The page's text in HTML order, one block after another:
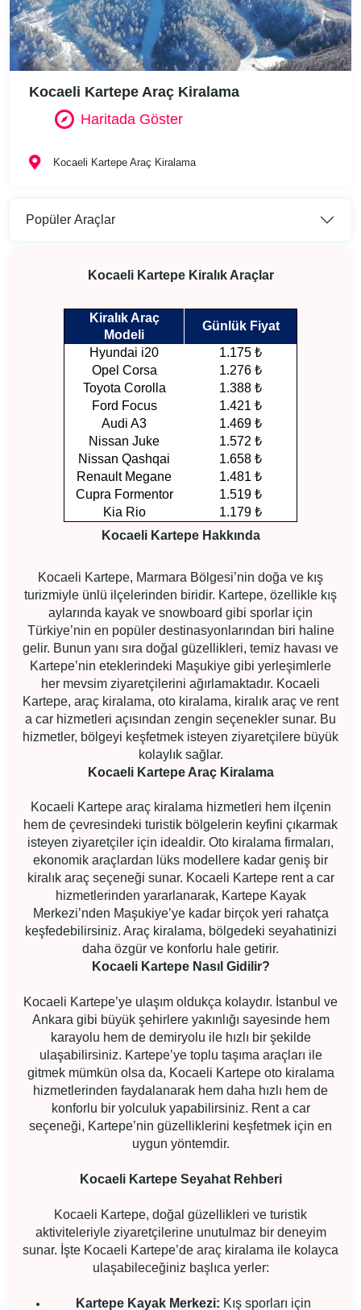
Kocaeli Kartepe Kiralık Araçlar
Kiralık Araç
Modeli
Günlük Fiyat
Hyundai i20
1.175 ₺
Opel Corsa
1.276 ₺
Toyota Corolla
1.388 ₺
Ford Focus
1.421 ₺
Audi A3
1.469 ₺
Nissan Juke
1.572 ₺
Nissan Qashqai
1.658 ₺
Renault Megane
1.481 ₺
Cupra Formentor
1.519 ₺
Kia Rio
1.179 ₺
Kocaeli Kartepe Hakkında
Kocaeli Kartepe, Marmara Bölgesi’nin doğa ve kış
turizmiyle ünlü ilçelerinden biridir. Kartepe, özellikle kış
aylarında kayak ve snowboard gibi sporlar için
Türkiye’nin en popüler destinasyonlarından biri haline
gelir. Bunun yanı sıra doğal güzellikleri, temiz havası ve
Kartepe’nin eteklerindeki Maşukiye gibi yerleşimlerle
her mevsim ziyaretçilerini ağırlamaktadır. Kocaeli
Kartepe, araç kiralama, oto kiralama, kiralık araç ve rent
a car hizmetleri açısından zengin seçenekler sunar. Bu
hizmetler, bölgeyi keşfetmek isteyen ziyaretçilere büyük
kolaylık sağlar.
Kocaeli Kartepe Araç Kiralama
Kocaeli Kartepe araç kiralama hizmetleri hem ilçenin
hem de çevresindeki turistik bölgelerin keyfini çıkarmak
isteyen ziyaretçiler için idealdir. Oto kiralama firmaları,
ekonomik araçlardan lüks modellere kadar geniş bir
kiralık araç seçeneği sunar. Kocaeli Kartepe rent a car
hizmetlerinden yararlanarak, Kartepe Kayak
Merkezi’nden Maşukiye’ye kadar birçok yeri rahatça
keşfedebilirsiniz. Araç kiralama, bölgedeki seyahatinizi
daha özgür ve konforlu hale getirir.
Kocaeli Kartepe Nasıl Gidilir?
Kocaeli Kartepe’ye ulaşım oldukça kolaydır. İstanbul ve
Ankara gibi büyük şehirlere yakınlığı sayesinde hem
karayolu hem de demiryolu ile hızlı bir şekilde
ulaşabilirsiniz. Kartepe’ye toplu taşıma araçları ile
gitmek mümkün olsa da, Kocaeli Kartepe oto kiralama
hizmetlerinden faydalanarak hem daha hızlı hem de
konforlu bir yolculuk yapabilirsiniz. Rent a car
seçeneği, Kartepe’nin güzelliklerini keşfetmek için en
uygun yöntemdir.
Kocaeli Kartepe Seyahat Rehberi
Kocaeli Kartepe, doğal güzellikleri ve turistik
aktiviteleriyle ziyaretçilerine unutulmaz bir deneyim
sunar. İşte Kocaeli Kartepe’de araç kiralama ile kolayca
ulaşabileceğiniz başlıca yerler:
Kartepe Kayak Merkezi: Kış sporları için
Kocaeli Kartepe Araç Kiralama
Haritada Göster
Kocaeli Kartepe Araç Kiralama
Popüler Araçlar